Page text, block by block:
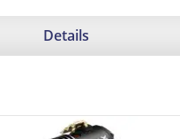
ist:
Details